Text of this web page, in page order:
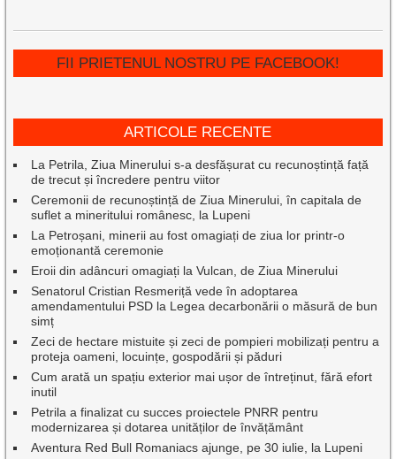
FII PRIETENUL NOSTRU PE FACEBOOK!
ARTICOLE RECENTE
La Petrila, Ziua Minerului s-a desfășurat cu recunoștință față
de trecut și încredere pentru viitor
Ceremonii de recunoștință de Ziua Minerului, în capitala de
suflet a mineritului românesc, la Lupeni
La Petroșani, minerii au fost omagiați de ziua lor printr-o
emoționantă ceremonie
Eroii din adâncuri omagiați la Vulcan, de Ziua Minerului
Senatorul Cristian Resmeriță vede în adoptarea
amendamentului PSD la Legea decarbonării o măsură de bun
simț
Zeci de hectare mistuite și zeci de pompieri mobilizați pentru a
proteja oameni, locuințe, gospodării și păduri
Cum arată un spațiu exterior mai ușor de întreținut, fără efort
inutil
Petrila a finalizat cu succes proiectele PNRR pentru
modernizarea și dotarea unităților de învățământ
Aventura Red Bull Romaniacs ajunge, pe 30 iulie, la Lupeni